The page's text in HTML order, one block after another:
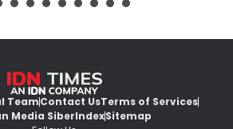
TeamContact UsTerms of Services
Media SiberIndexSitemap